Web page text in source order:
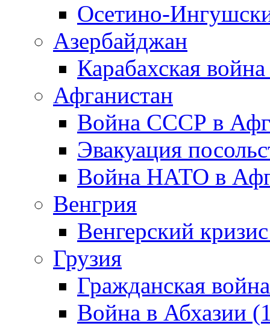
Осетино-
Азербайджан
Карабахская
Афганистан
Война СССР в
Эвакуация
Война НАТО в
Венгрия
Венгерский
Грузия
Гражданская
Война в Абхазии